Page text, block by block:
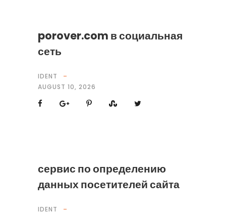
porover.com в социальная
сеть
IDENT
AUGUST 10, 2026
сервис по определению
данных посетителей сайта
IDENT